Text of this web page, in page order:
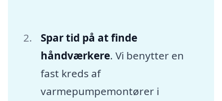
Spar tid på at finde
håndværkere. Vi benytter en
fast kreds af
varmepumpemontører i